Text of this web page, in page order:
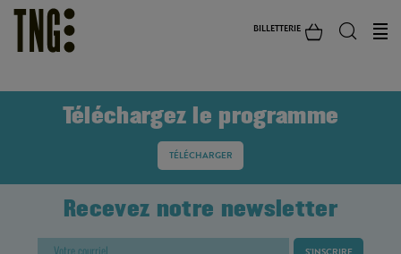
BILLETTERIE
Téléchargez le programme
TÉLÉCHARGER
Recevez notre newsletter